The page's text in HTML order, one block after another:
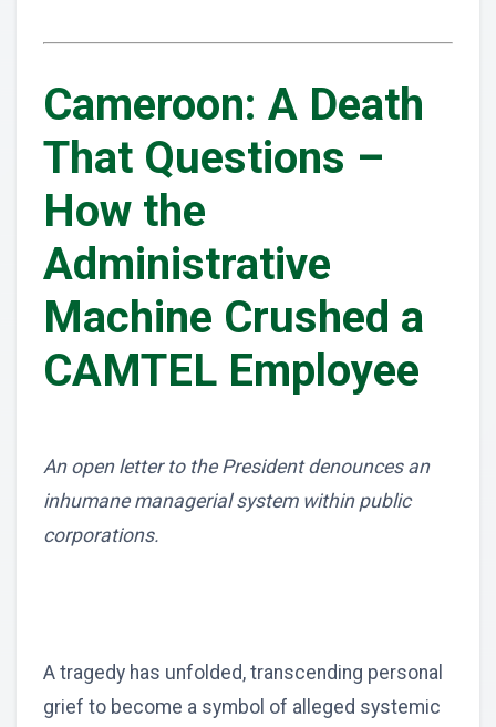
Cameroon: A Death
That Questions –
How the
Administrative
Machine Crushed a
CAMTEL Employee
An open letter to the President denounces an
inhumane managerial system within public
corporations.
A tragedy has unfolded, transcending personal
grief to become a symbol of alleged systemic